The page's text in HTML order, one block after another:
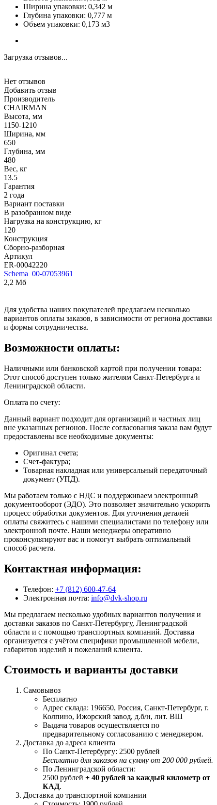
Ширина упаковки: 0,342 м
Глубина упаковки: 0,777 м
Объем упаковки: 0,173 м3
Загрузка отзывов...
Нет отзывов
Добавить отзыв
Производитель
CHAIRMAN
Высота, мм
1150-1210
Ширина, мм
650
Глубина, мм
480
Вес, кг
13.5
Гарантия
2 года
Вариант поставки
В разобранном виде
Нагрузка на конструкцию, кг
120
Конструкция
Сборно-разборная
Артикул
ER-00042220
Schema_00-07053961
2,2 Мб
Для удобства наших покупателей предлагаем несколько
вариантов оплаты заказов, в зависимости от региона доставки
и формы сотрудничества.
Возможности оплаты:
Наличными или банковской картой при получении товара:
Этот способ доступен только жителям Санкт-Петербурга и
Ленинградской области.
Оплата по счету:
Данный вариант подходит для организаций и частных лиц
вне указанных регионов. После согласования заказа вам будут
предоставлены все необходимые документы:
Оригинал счета;
Счет-фактура;
Товарная накладная или универсальный передаточный
документ (УПД).
Мы работаем только с НДС и поддерживаем электронный
документооборот (ЭДО). Это позволяет значительно ускорить
процесс обработки документов. Для уточнения деталей
оплаты свяжитесь с нашими специалистами по телефону или
электронной почте. Наши менеджеры оперативно
проконсультируют вас и помогут выбрать оптимальный
способ расчета.
Контактная информация:
Телефон: +7 (812) 600-47-64
Электронная почта: info@dvk-shop.ru
Мы предлагаем несколько удобных вариантов получения и
доставки заказов по Санкт-Петербургу, Ленинградской
области и с помощью транспортных компаний. Доставка
организуется с учётом специфики промышленной мебели,
габаритов изделий и пожеланий клиента.
Стоимость и варианты доставки
Самовывоз
Бесплатно
Адрес склада: 196650, Россия, Санкт-Петербург, г.
Колпино, Ижорский завод, д.б/н, лит. ВШ
Выдача товаров осуществляется по
предварительному согласованию с менеджером.
Доставка до адреса клиента
По Санкт-Петербургу: 2500 рублей
Бесплатно для заказов на сумму от 200 000 рублей.
По Ленинградской области:
2500 рублей + 40 рублей за каждый километр от
КАД.
Доставка до транспортной компании